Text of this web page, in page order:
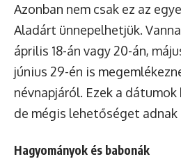
Azonban nem csak ez az
Aladárt ünnepelhetjük.
április 18-án vagy 20-án,
június 29-én is
névnapjáról. Ezek a
de mégis lehetőséget adnak
Hagyományok és babonák